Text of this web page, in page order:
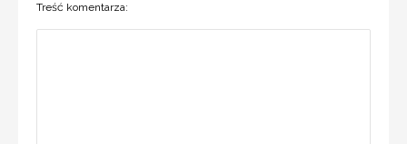
Treść komentarza: